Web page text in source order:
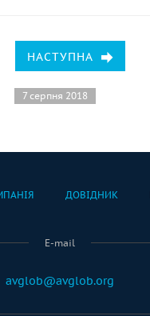
НАСТУПНА
7 серпня 2018
ДОВІДНИК
E-mail
avglob@avglob.org